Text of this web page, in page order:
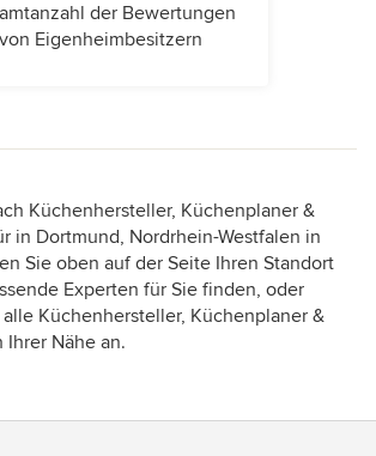
der Bewertungen
von Eigenheimbesitzern
Küchenhersteller, Küchenplaner &
in Dortmund, Nordrhein-Westfalen in
Sie oben auf der Seite Ihren Standort
Experten für Sie finden, oder
Küchenhersteller, Küchenplaner &
Nähe an.